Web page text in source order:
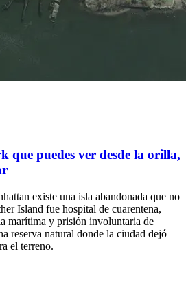
que puedes ver desde la orilla,
existe una isla abandonada que no
Island fue hospital de cuarentena,
marítima y prisión involuntaria de
reserva natural donde la ciudad dejó
el terreno.